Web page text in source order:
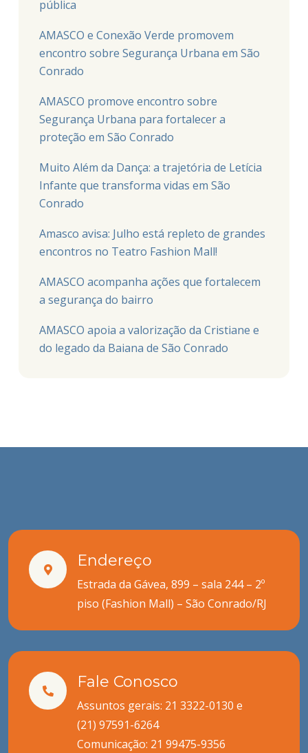
pública
AMASCO e Conexão Verde promovem
encontro sobre Segurança Urbana em São
Conrado
AMASCO promove encontro sobre
Segurança Urbana para fortalecer a
proteção em São Conrado
Muito Além da Dança: a trajetória de Letícia
Infante que transforma vidas em São
Conrado
Amasco avisa: Julho está repleto de grandes
encontros no Teatro Fashion Mall!
AMASCO acompanha ações que fortalecem
a segurança do bairro
AMASCO apoia a valorização da Cristiane e
do legado da Baiana de São Conrado
Endereço
Estrada da Gávea, 899 – sala 244 – 2º
piso (Fashion Mall) – São Conrado/RJ
Fale Conosco
Assuntos gerais: 21 3322-0130 e
(21) 97591-6264
Comunicação: 21 99475-9356